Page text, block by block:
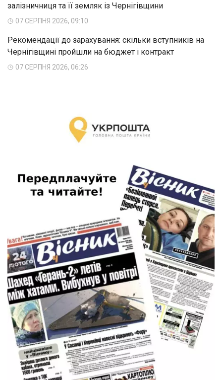
залізничниця та її земляк із Чернігівщини
07 СЕРПНЯ 2026, 09:10
Рекомендації до зарахування: скільки вступників на
Чернігівщині пройшли на бюджет і контракт
07 СЕРПНЯ 2026, 06:26